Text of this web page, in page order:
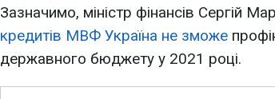
Зазначимо, міністр фінансів Сергій
кредитів МВФ Україна не зможе
державного бюджету у 2021 році.